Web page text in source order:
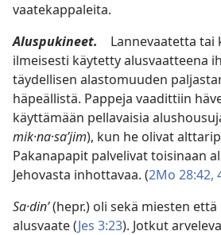
vaatekappaleita.
Aluspukineet. Lannevaatetta tai
ilmeisesti käytetty alusvaatteena
täydellisen alastomuuden
häpeällistä. Pappeja vaadittiin
käyttämään pellavaisia
mik·na·saʹjim), kun he olivat
Pakanapapit palvelivat toisinaan
Jehovasta inhottavaa. (2Mo 28:42,
Sa·dinʹ(hepr.) oli sekä miesten
alusvaate (Jes 3:23). Jotkut